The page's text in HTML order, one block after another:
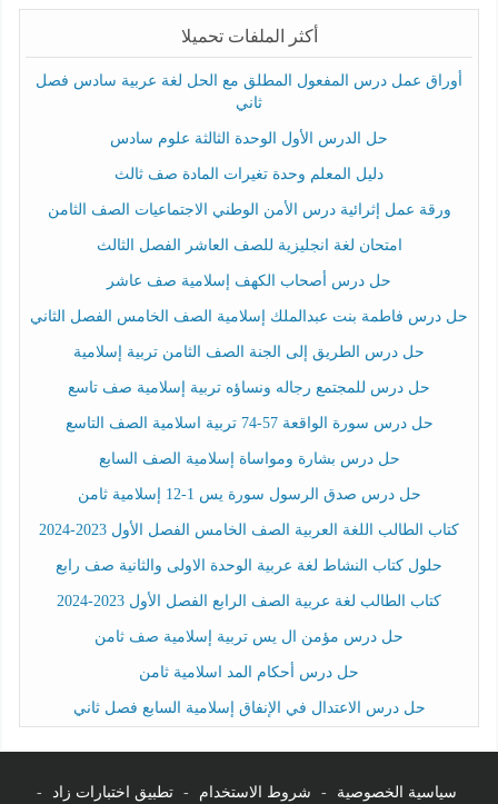
أكثر الملفات تحميلا
أوراق عمل درس المفعول المطلق مع الحل لغة عربية سادس فصل
ثاني
حل الدرس الأول الوحدة الثالثة علوم سادس
دليل المعلم وحدة تغيرات المادة صف ثالث
ورقة عمل إثرائية درس الأمن الوطني الاجتماعيات الصف الثامن
امتحان لغة انجليزية للصف العاشر الفصل الثالث
حل درس أصحاب الكهف إسلامية صف عاشر
حل درس فاطمة بنت عبدالملك إسلامية الصف الخامس الفصل الثاني
حل درس الطريق إلى الجنة الصف الثامن تربية إسلامية
حل درس للمجتمع رجاله ونساؤه تربية إسلامية صف تاسع
حل درس سورة الواقعة 57-74 تربية اسلامية الصف التاسع
حل درس بشارة ومواساة إسلامية الصف السابع
حل درس صدق الرسول سورة يس 1-12 إسلامية ثامن
كتاب الطالب اللغة العربية الصف الخامس الفصل الأول 2023-2024
حلول كتاب النشاط لغة عربية الوحدة الاولى والثانية صف رابع
كتاب الطالب لغة عربية الصف الرابع الفصل الأول 2023-2024
حل درس مؤمن ال يس تربية إسلامية صف ثامن
حل درس أحكام المد اسلامية ثامن
حل درس الاعتدال في الإنفاق إسلامية السابع فصل ثاني
سياسية الخصوصية - شروط الاستخدام - تطبيق اختبارات زاد -